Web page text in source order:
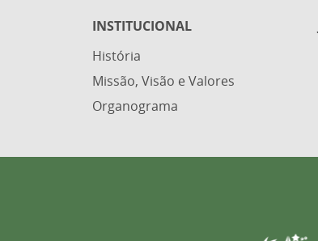
INSTITUCIONAL
História
Missão, Visão e Valores
Organograma